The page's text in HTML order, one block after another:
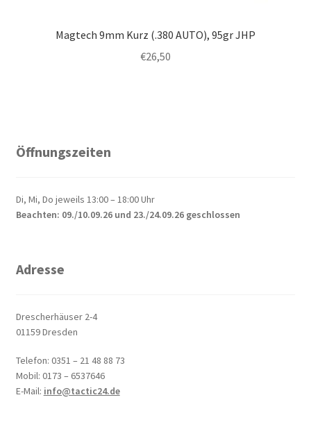
Magtech 9mm Kurz (.380 AUTO), 95gr JHP
€26,50
Öffnungszeiten
Di, Mi, Do jeweils 13:00 – 18:00 Uhr
Beachten: 09./10.09.26 und 23./24.09.26 geschlossen
Adresse
Drescherhäuser 2-4
01159 Dresden
Telefon: 0351 – 21 48 88 73
Mobil: 0173 – 6537646
E-Mail: info@tactic24.de